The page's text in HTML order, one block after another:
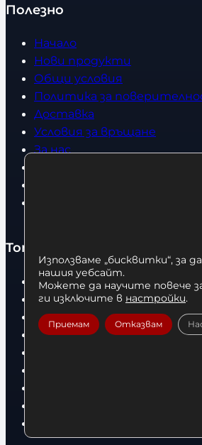
Полезно
Начало
Нови продукти
Общи условия
Политика за
Доставка
Условия за връщане
За нас
Топ категории
Бокс
Боксови чували
Боксови ръкавици
Дрехи
Използваме „бисквитки“, за
нашия уебсайт.
Можете да научите повече
ги изключите в настройки.
Приемам Отказвам